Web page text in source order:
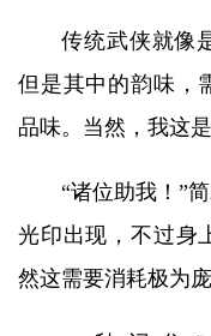
传统武侠就像
但是其中的韵味，
品味。当然，我这
“诸位助我！”
光印出现，不过身
然这需要消耗极为庞